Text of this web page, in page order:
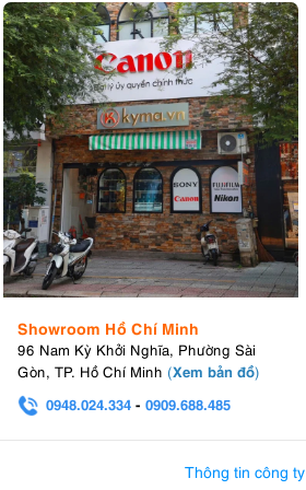
Showroom Hồ Chí Minh
96 Nam Kỳ Khởi Nghĩa, Phường Sài
Gòn, TP. Hồ Chí Minh (Xem bản đồ)
0948.024.334 - 0909.688.485
Thông tin công ty